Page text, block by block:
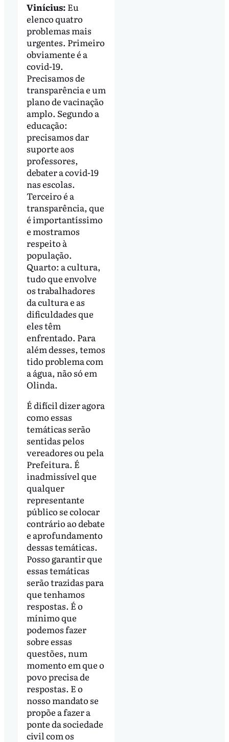
Vinícius: Eu
elenco quatro
problemas mais
urgentes. Primeiro
obviamente é a
covid-19.
Precisamos de
transparência e um
plano de vacinação
amplo. Segundo a
educação:
precisamos dar
suporte aos
professores,
debater a covid-19
nas escolas.
Terceiro é a
transparência, que
é importantíssimo
e mostramos
respeito à
população.
Quarto: a cultura,
tudo que envolve
os trabalhadores
da cultura e as
dificuldades que
eles têm
enfrentado. Para
além desses, temos
tido problema com
a água, não só em
Olinda.
É difícil dizer agora
como essas
temáticas serão
sentidas pelos
vereadores ou pela
Prefeitura. É
inadmissível que
qualquer
representante
público se colocar
contrário ao debate
e aprofundamento
dessas temáticas.
Posso garantir que
essas temáticas
serão trazidas para
que tenhamos
respostas. É o
mínimo que
podemos fazer
sobre essas
questões, num
momento em que o
povo precisa de
respostas. E o
nosso mandato se
propõe a fazer a
ponte da sociedade
civil com os